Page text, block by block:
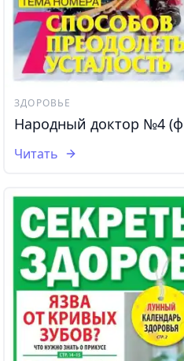
ЗДОРОВЬЕ
Народный доктор №4
Читать